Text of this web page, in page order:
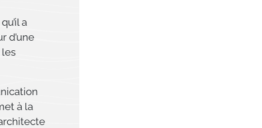
a
d’une
les
à la